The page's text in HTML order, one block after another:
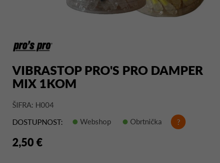
VIBRASTOP PRO'S PRO DAMPER
MIX 1KOM
ŠIFRA: H004
DOSTUPNOST:
Webshop Obrtnička ?
2,50 €